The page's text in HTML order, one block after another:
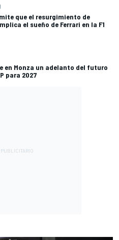
que el resurgimiento de
el sueño de Ferrari en la F1
en Monza un adelanto del futuro
para 2027